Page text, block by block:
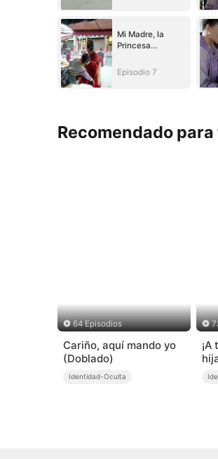
Mi Madre, la
Princesa
Episodio 7
Recomendado para
64 Episodios
Cariño, aquí mando yo
(Doblado)
Identidad-Oculta